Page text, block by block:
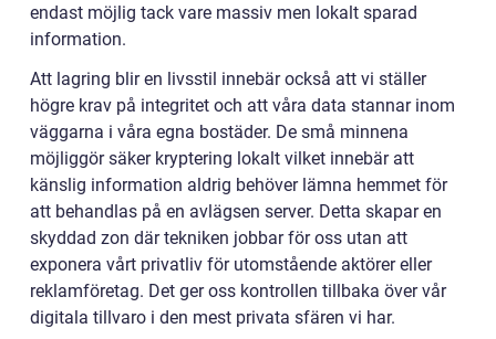
endast möjlig tack vare massiv men lokalt sparad
information.
Att lagring blir en livsstil innebär också att vi ställer
högre krav på integritet och att våra data stannar inom
väggarna i våra egna bostäder. De små minnena
möjliggör säker kryptering lokalt vilket innebär att
känslig information aldrig behöver lämna hemmet för
att behandlas på en avlägsen server. Detta skapar en
skyddad zon där tekniken jobbar för oss utan att
exponera vårt privatliv för utomstående aktörer eller
reklamföretag. Det ger oss kontrollen tillbaka över vår
digitala tillvaro i den mest privata sfären vi har.